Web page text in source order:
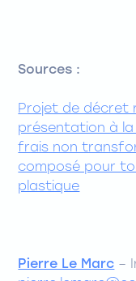
Sources :
Projet de décret
présentation à
frais non
composé pour
plastique
Pierre Le Marc –